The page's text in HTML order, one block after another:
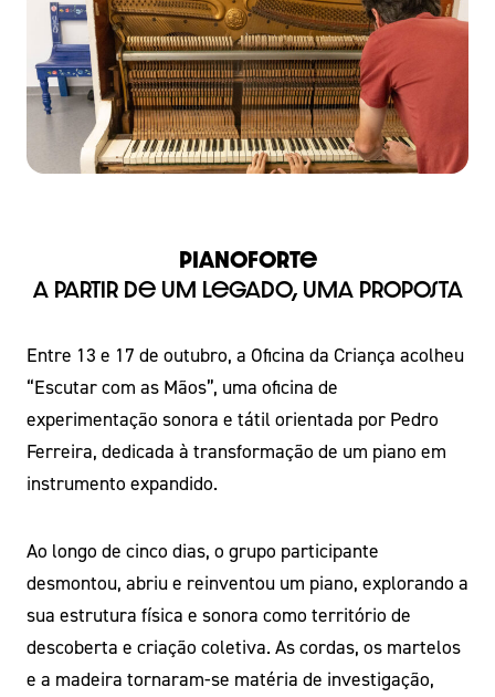
Pianoforte
A partir de um legado, uma proposta
Entre 13 e 17 de outubro, a Oficina da Criança acolheu
“Escutar com as Mãos”, uma oficina de
experimentação sonora e tátil orientada por Pedro
Ferreira, dedicada à transformação de um piano em
instrumento expandido.
Ao longo de cinco dias, o grupo participante
desmontou, abriu e reinventou um piano, explorando a
sua estrutura física e sonora como território de
descoberta e criação coletiva. As cordas, os martelos
e a madeira tornaram-se matéria de investigação,